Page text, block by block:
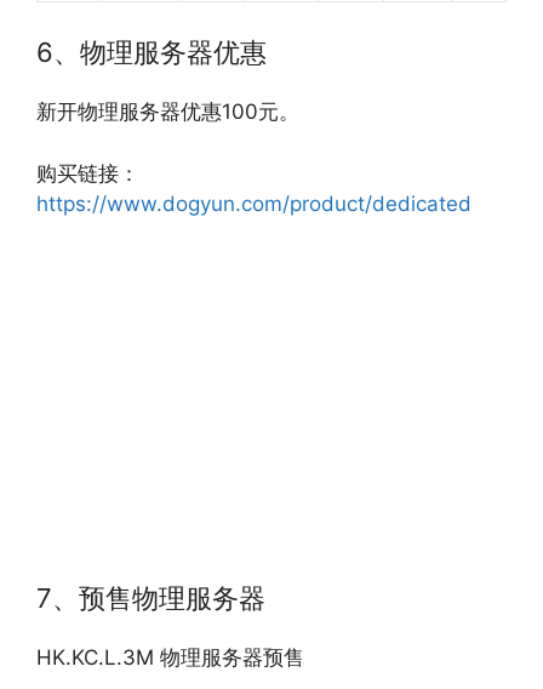
6、物理服务器优惠
新开物理服务器优惠100元。
购买链接：
https://www.dogyun.com/product/dedicated
7、预售物理服务器
HK.KC.L.3M 物理服务器预售